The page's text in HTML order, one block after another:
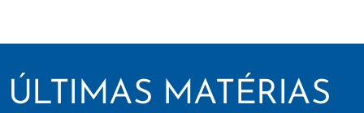
ÚLTIMAS MATÉRIAS